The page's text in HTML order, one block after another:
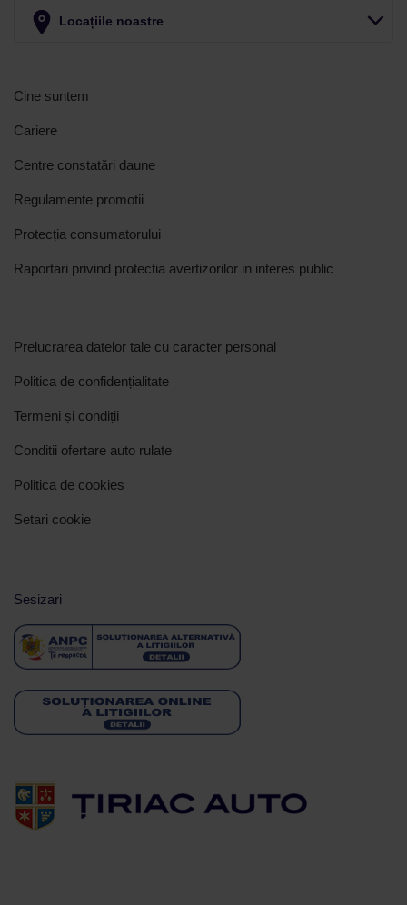
Locațiile noastre
Cine suntem
Cariere
Centre constatări daune
Regulamente promotii
Protecția consumatorului
Raportari privind protectia avertizorilor in interes public
Prelucrarea datelor tale cu caracter personal
Politica de confidențialitate
Termeni și condiții
Conditii ofertare auto rulate
Politica de cookies
Setari cookie
Sesizari